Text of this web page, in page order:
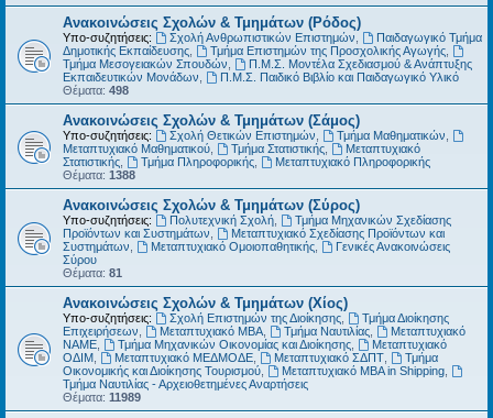
Ανακοινώσεις Σχολών & Τμημάτων (Ρόδος)
Υπο-συζητήσεις: Σχολή Ανθρωπιστικών Επιστημών
Παιδαγωγικό Τμήμα
Δημοτικής Εκπαίδευσης
Τμήμα Επιστημών της Προσχολικής Αγωγής,
Τμήμα Μεσογειακών Σπουδών
Π.Μ.Σ. Μοντέλα Σχεδιασμού & Ανάπτυξης
Εκπαιδευτικών Μονάδων
Π.Μ.Σ. Παιδικό Βιβλίο και Παιδαγωγικό Υλικό
Θέματα: 498
Ανακοινώσεις Σχολών & Τμημάτων (Σάμος)
Υπο-συζητήσεις: Σχολή Θετικών Επιστημών Τμήμα Μαθηματικών
Μεταπτυχιακό Μαθηματικού
Τμήμα Στατιστικής,
Μεταπτυχιακό
Στατιστικής
Τμήμα Πληροφορικής,
Μεταπτυχιακό Πληροφορικής
Θέματα: 1388
Ανακοινώσεις Σχολών & Τμημάτων (Σύρος)
Υπο-συζητήσεις: Πολυτεχνική Σχολή,
Τμήμα Μηχανικών Σχεδίασης
Προϊόντων και Συστημάτων
Μεταπτυχιακό Σχεδίασης Προϊόντων και
Συστημάτων
Μεταπτυχιακό Ομοιοπαθητικής,
Γενικές Ανακοινώσεις
Σύρου
Θέματα: 81
Ανακοινώσεις Σχολών & Τμημάτων (Χίος)
Υπο-συζητήσεις: Σχολή Επιστημών της Διοίκησης,
Τμήμα Διοίκησης
Επιχειρήσεων
Μεταπτυχιακό MBA, Τμήμα Ναυτιλίας,
Μεταπτυχιακό
ΝΑΜΕ
Τμήμα Μηχανικών Οικονομίας και Διοίκησης,
Μεταπτυχιακό
ΟΔΙΜ
Μεταπτυχιακό ΜΕΔΜΟΔΕ, Μεταπτυχιακό ΣΔΠΤ,
Τμήμα
Οικονομικής και Διοίκησης Τουρισμού
Μεταπτυχιακό MBA in Shipping,
Τμήμα Ναυτιλίας - Αρχειοθετημένες Αναρτήσεις
Θέματα: 11989